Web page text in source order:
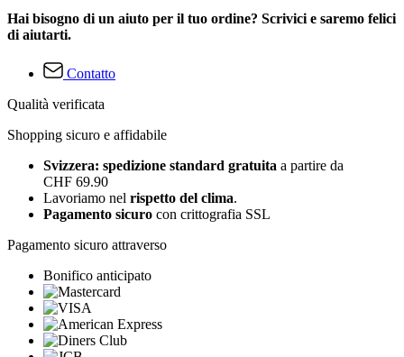
Hai bisogno di un aiuto per il tuo ordine? Scrivici e saremo felici
di aiutarti.
Contatto
Qualità verificata
Shopping sicuro e affidabile
Svizzera: spedizione standard gratuita a partire da
CHF 69.90
Lavoriamo nel rispetto del clima.
Pagamento sicuro con crittografia SSL
Pagamento sicuro attraverso
Bonifico anticipato